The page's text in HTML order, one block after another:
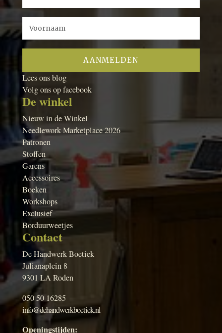
Lees ons blog
Volg ons op facebook
De winkel
Nieuw in de Winkel
Needlework Marketplace 2026
Patronen
Stoffen
Garens
Accessoires
Boeken
Workshops
Exclusief
Borduurweetjes
Contact
De Handwerk Boetiek
Julianaplein 8
9301 LA Roden
050 50 16285
info@dehandwerkboetiek.nl
Openingstijden: